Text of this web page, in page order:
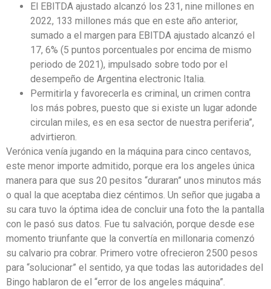
El EBITDA ajustado alcanzó los 231, nine millones en
2022, 133 millones más que en este año anterior,
sumado a el margen para EBITDA ajustado alcanzó el
17, 6% (5 puntos porcentuales por encima de mismo
periodo de 2021), impulsado sobre todo por el
desempeño de Argentina electronic Italia.
Permitirla y favorecerla es criminal, un crimen contra
los más pobres, puesto que si existe un lugar adonde
circulan miles, es en esa sector de nuestra periferia”,
advirtieron.
Verónica venía jugando en la máquina para cinco centavos,
este menor importe admitido, porque era los angeles única
manera para que sus 20 pesitos “duraran” unos minutos más
o qual la que aceptaba diez céntimos. Un señor que jugaba a
su cara tuvo la óptima idea de concluir una foto the la pantalla
con le pasó sus datos. Fue tu salvación, porque desde ese
momento triunfante que la convertía en millonaria comenzó
su calvario pra cobrar. Primero votre ofrecieron 2500 pesos
para “solucionar” el sentido, ya que todas las autoridades del
Bingo hablaron de el “error de los angeles máquina”.